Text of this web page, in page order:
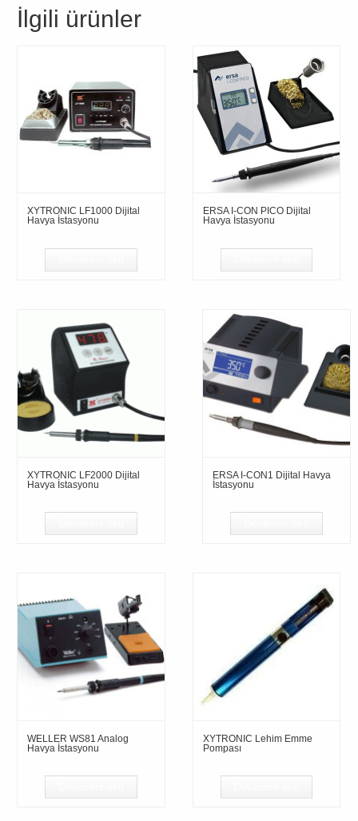
İlgili ürünler
XYTRONIC LF1000 Dijital
Havya İstasyonu
ERSA I-CON PICO Dijital
Havya İstasyonu
XYTRONIC LF2000 Dijital
Havya İstasyonu
ERSA I-CON1 Dijital Havya
İstasyonu
WELLER WS81 Analog
Havya İstasyonu
XYTRONIC Lehim Emme
Pompası